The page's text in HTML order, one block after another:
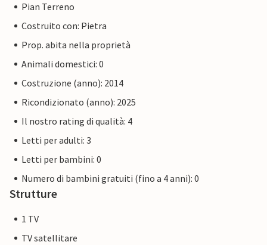
Pian Terreno
Costruito con: Pietra
Prop. abita nella proprietà
Animali domestici: 0
Costruzione (anno): 2014
Ricondizionato (anno): 2025
Il nostro rating di qualità: 4
Letti per adulti: 3
Letti per bambini: 0
Numero di bambini gratuiti (fino a 4 anni): 0
Strutture
1 TV
TV satellitare